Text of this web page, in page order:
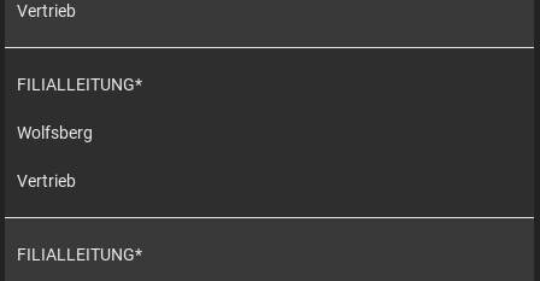
Vertrieb
FILIALLEITUNG*
Wolfsberg
Vertrieb
FILIALLEITUNG*